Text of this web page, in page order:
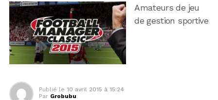
Amateurs de jeu
de gestion sportive
Publié le 10 avril 2015 à 15:24
Par Grobubu